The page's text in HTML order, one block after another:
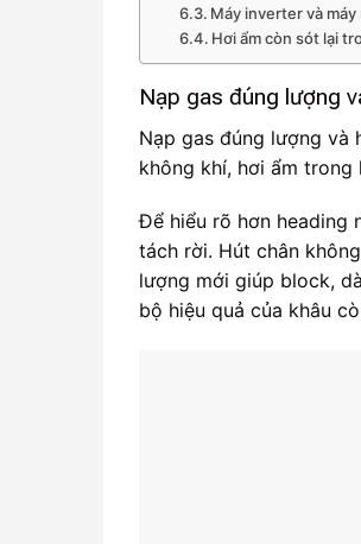
Máy inverter và
Hơi ẩm còn sót lại
Nạp gas đúng lượng
Nạp gas đúng lượng và
không khí, hơi ẩm trong
Để hiểu rõ hơn heading
tách rời. Hút chân
lượng mới giúp block,
bộ hiệu quả của khâu